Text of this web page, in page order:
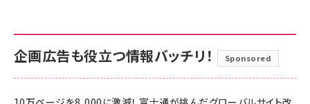
企画広告も役立つ情報バッチリ！ Sponsored